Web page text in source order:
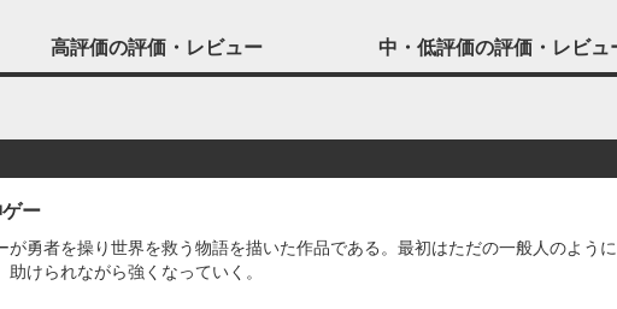
高評価の評価・レビュー 中・低評価の評価・レビュ
ー
が勇者を操り世界を救う物語を描いた作品である。最初はただの一般人のよう
けられながら強くなっていく。